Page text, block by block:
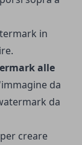
in
alle
da
da
creare